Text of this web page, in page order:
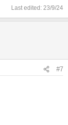
Last edited: 23/9/24
#7